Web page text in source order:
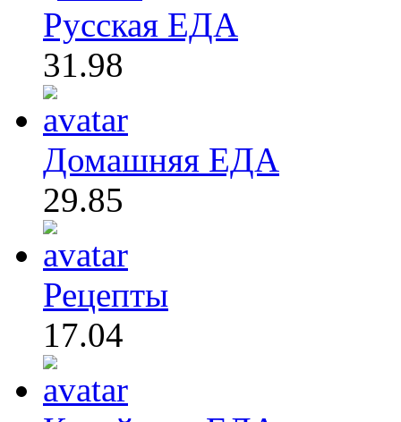
Русская ЕДА
31.98
Домашняя ЕДА
29.85
Рецепты
17.04